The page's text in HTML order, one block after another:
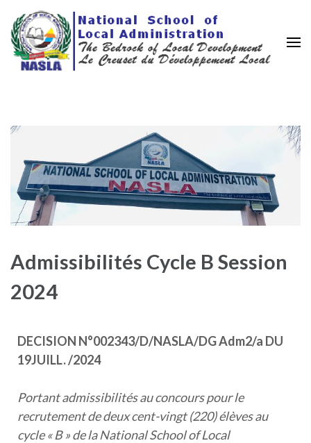
Admissibilités Cycle B Session
2024
DECISION N°002343/D/NASLA/DG Adm2/a DU
19JUILL. /2024
Portant admissibilités au concours pour le
recrutement de deux cent-vingt (220) élèves au
cycle « B » de la National School of Local